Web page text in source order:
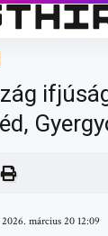
március 20 12:09